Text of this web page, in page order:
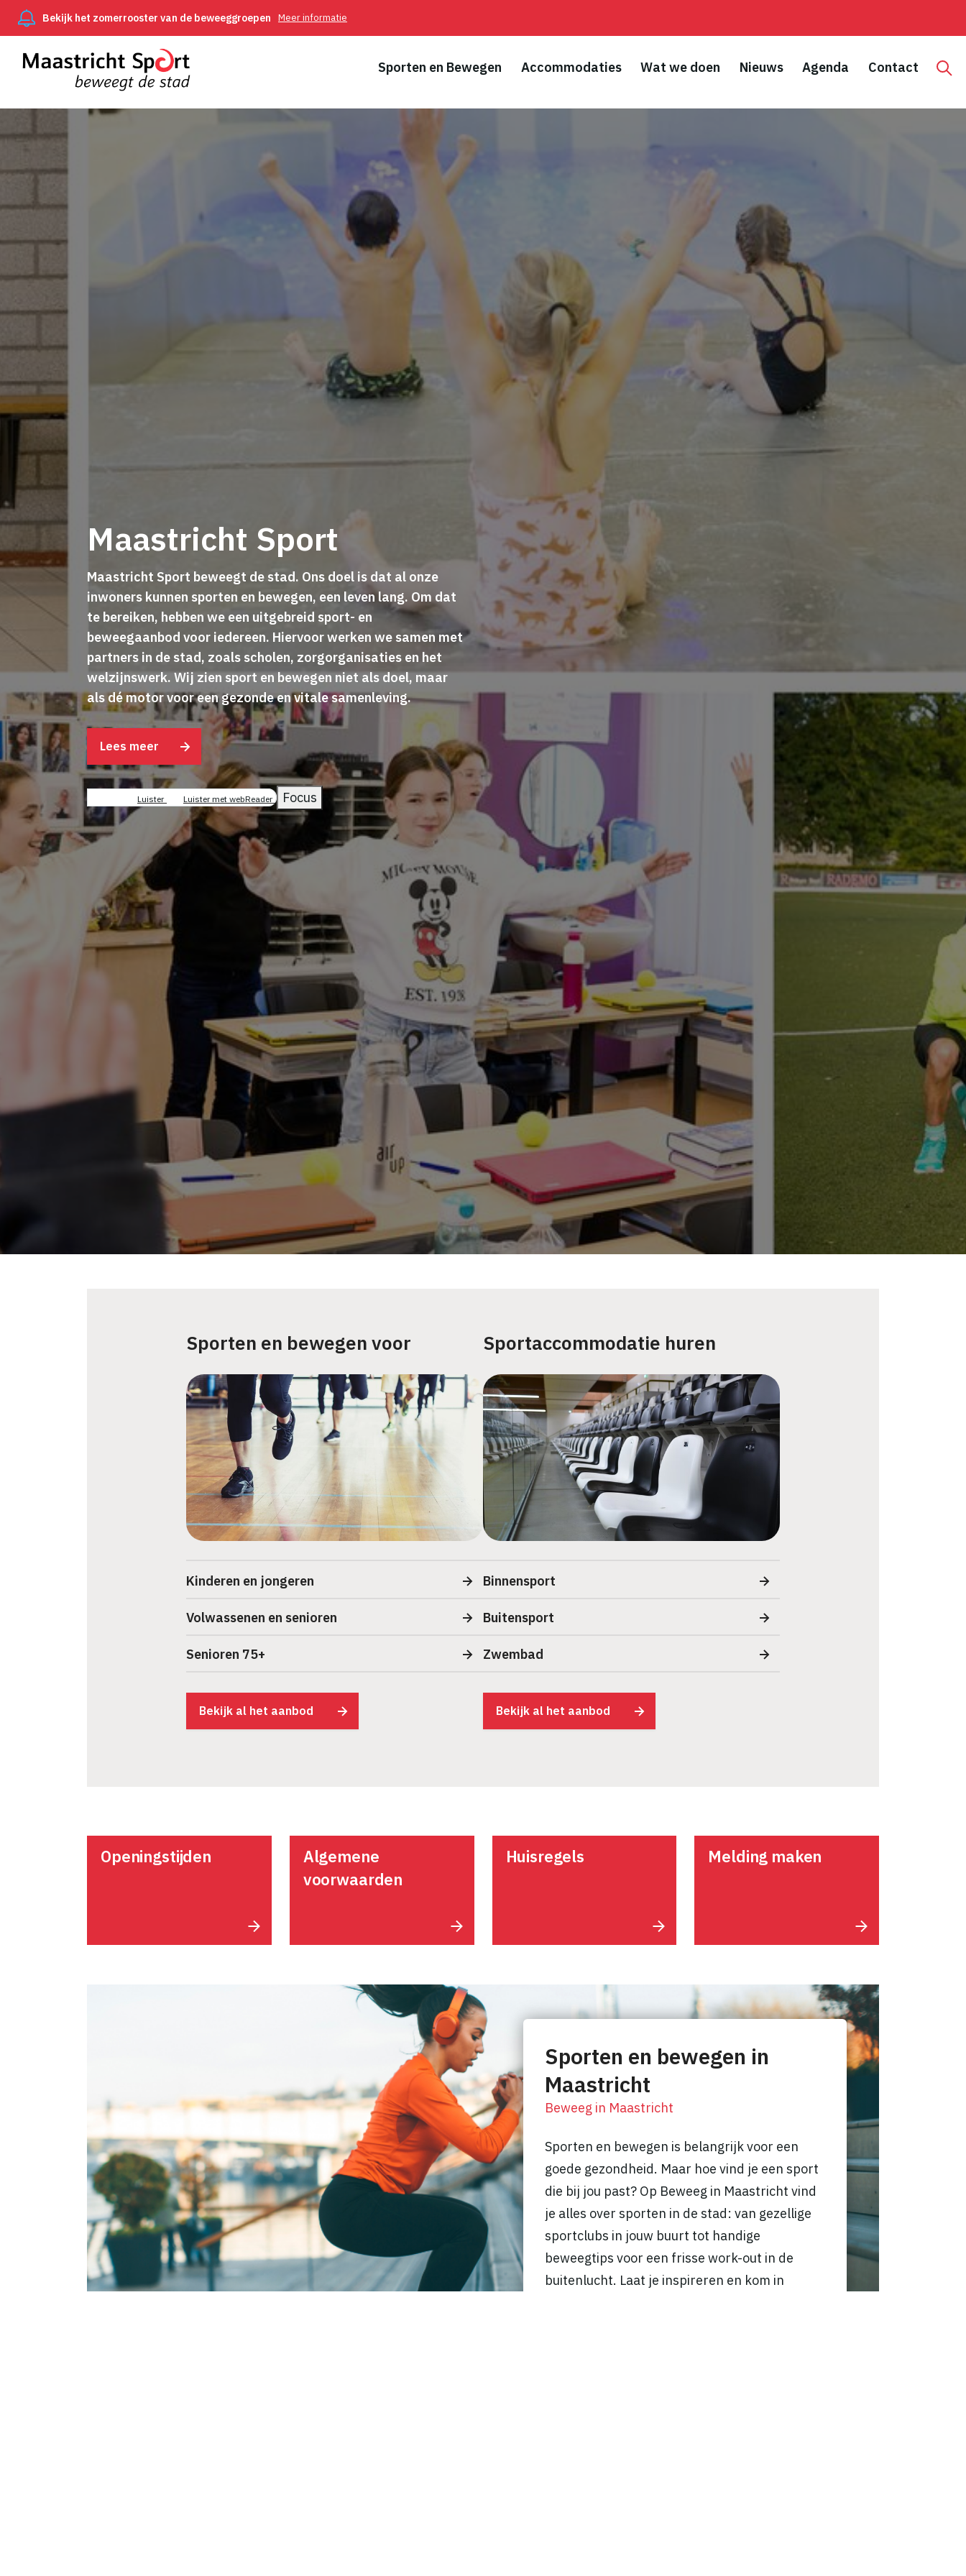
Bekijk het zomerrooster van de beweeggroepen Meer informatie
Sporten en Bewegen Accommodaties Wat we doen Nieuws Agenda Contact
Maastricht Sport
Maastricht Sport beweegt de stad. Ons doel is dat al onze
inwoners kunnen sporten en bewegen, een leven lang. Om dat
te bereiken, hebben we een uitgebreid sport- en
beweegaanbod voor iedereen. Hiervoor werken we samen met
partners in de stad, zoals scholen, zorgorganisaties en het
welzijnswerk. Wij zien sport en bewegen niet als doel, maar
alsdé motor voor een gezonde en vitale samenleving.
Lees meer
Luister Luister met webReader Focus
Sporten en bewegen voor
Kinderen en jongeren
Volwassenen en senioren
Senioren 75+
Bekijk al het aanbod
Sportaccommodatie huren
Binnensport
Buitensport
Zwembad
Bekijk al het aanbod
Openingstijden
Algemene
voorwaarden
Huisregels Melding maken
Sporten en bewegen in
Maastricht
Beweeg in Maastricht
Sporten en bewegen is belangrijk voor een
goede gezondheid. Maar hoe vind je een sport
die bij jou past? Op Beweeg in Maastricht vind
je alles over sporten in de stad: van gezellige
sportclubs in jouw buurt tot handige
beweegtips voor een frisse work-out in de
buitenlucht. Laat je inspireren en kom in